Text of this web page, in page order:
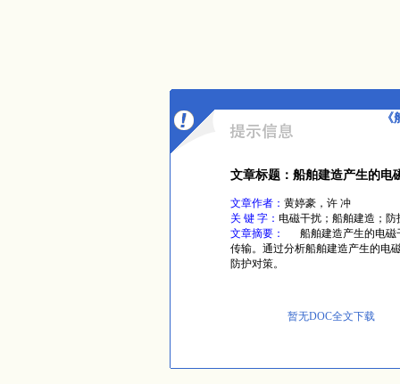
文章标题：船舶建造产生的电
文章作者： 黄婷豪，许 冲
关 键 字： 电磁干扰；船舶建造；防
文章摘要：
船舶建造产生的电磁
传输。通过分析船舶建造产生的电
防护对策。
暂无DOC全文下载